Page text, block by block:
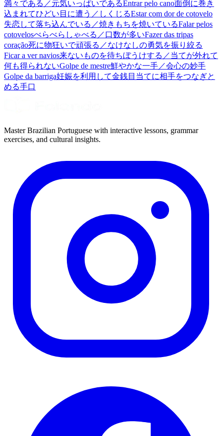
満々である／元気いっぱいであるEntrar pelo cano面倒に巻き
込まれてひどい目に遭う／しくじるEstar com dor de cotovelo
失恋して落ち込んでいる／焼きもちを焼いているFalar pelos
cotovelosべらべらしゃべる／口数が多いFazer das tripas
coração死に物狂いで頑張る／なけなしの勇気を振り絞る
Ficar a ver navios来ないものを待ちぼうけする／当てが外れて
何も得られないGolpe de mestre鮮やかな一手／会心の妙手
Golpe da barriga妊娠を利用して金銭目当てに相手をつなぎと
める手口
Master Brazilian Portuguese with interactive lessons, grammar
exercises, and cultural insights.